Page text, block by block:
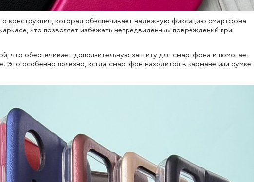
конструкция, которая обеспечивает надежную фиксацию смартфона
что позволяет избежать непредвиденных повреждений при
что обеспечивает дополнительную защиту для смартфона и помогает
Это особенно полезно, когда смартфон находится в кармане или сумке